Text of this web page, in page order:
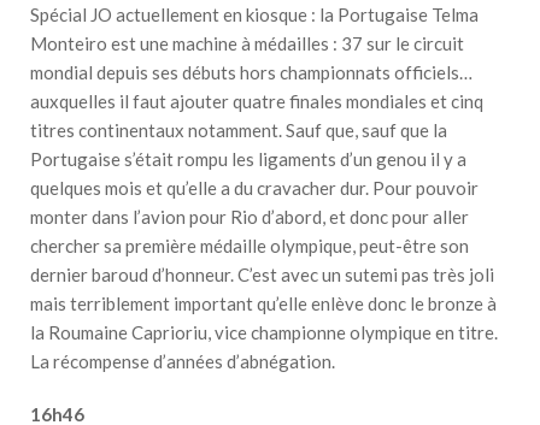
Spécial JO actuellement en kiosque : la Portugaise Telma
Monteiro est une machine à médailles : 37 sur le circuit
mondial depuis ses débuts hors championnats officiels…
auxquelles il faut ajouter quatre finales mondiales et cinq
titres continentaux notamment. Sauf que, sauf que la
Portugaise s’était rompu les ligaments d’un genou il y a
quelques mois et qu’elle a du cravacher dur. Pour pouvoir
monter dans l’avion pour Rio d’abord, et donc pour aller
chercher sa première médaille olympique, peut-être son
dernier baroud d’honneur. C’est avec un sutemi pas très joli
mais terriblement important qu’elle enlève donc le bronze à
la Roumaine Caprioriu, vice championne olympique en titre.
La récompense d’années d’abnégation.
16h46